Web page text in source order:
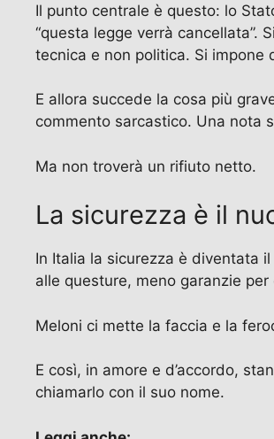
Il punto centrale è questo: lo
“questa legge verrà cancellata”.
tecnica e non politica. Si impone
E allora succede la cosa più
commento sarcastico. Una nota
Ma non troverà un rifiuto netto.
La sicurezza è il
In Italia la sicurezza è diventata
alle questure, meno garanzie
Meloni ci mette la faccia e la
E così, in amore e d’accordo,
chiamarlo con il suo nome.